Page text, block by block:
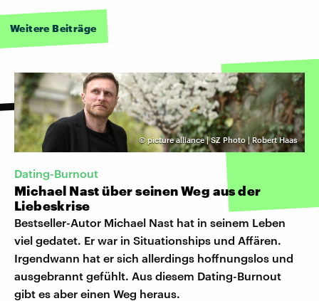
Weitere Beiträge
©picture alliance | SZ Photo | Robert Haas
Dating-Burnout
Michael Nast über seinen Weg aus der
Liebeskrise
Bestseller-Autor Michael Nast hat in seinem Leben
viel gedatet. Er war in Situationships und Affären.
Irgendwann hat er sich allerdings hoffnungslos und
ausgebrannt gefühlt. Aus diesem Dating-Burnout
gibt es aber einen Weg heraus.